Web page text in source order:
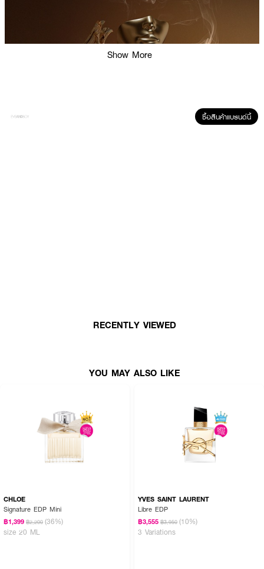
แขน และสามารถเพิ่มความหอมให้เสื้อผ้า เพื่อกลิ่นที่ติดทนตลอดทั้งวัน
Show More
ซื้อสินค้าแบรนด์นี้
RECENTLY VIEWED
YOU MAY ALSO LIKE
CHLOE
Signature EDP Mini
฿1,399 ฿2,200 (36%)
size 20 ML
YVES SAINT LAURENT
Libre EDP
฿3,555 ฿3,950 (10%)
3 Variations